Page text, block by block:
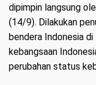
dipimpin langsung
(14/9). Dilakukan
bendera Indonesia di
kebangsaan
perubahan status